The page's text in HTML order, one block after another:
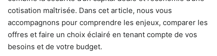
cotisation maîtrisée. Dans cet article, nous vous
accompagnons pour comprendre les enjeux, comparer les
offres et faire un choix éclairé en tenant compte de vos
besoins et de votre budget.